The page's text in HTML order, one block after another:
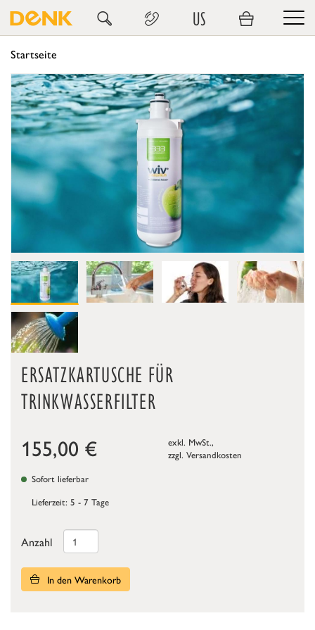
US
Startseite
ERSATZKARTUSCHE FÜR
TRINKWASSERFILTER
155,00 €
exkl. MwSt.,
zzgl. Versandkosten
Sofort lieferbar
Lieferzeit: 5 - 7 Tage
Anzahl
In den Warenkorb